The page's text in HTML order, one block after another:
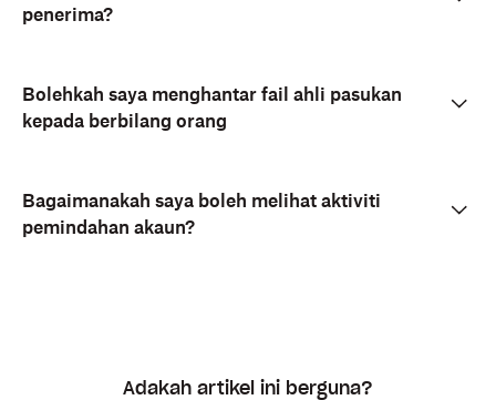
penerima?
Bolehkah saya menghantar fail ahli pasukan
kepada berbilang orang
Bagaimanakah saya boleh melihat aktiviti
pemindahan akaun?
Adakah artikel ini berguna?